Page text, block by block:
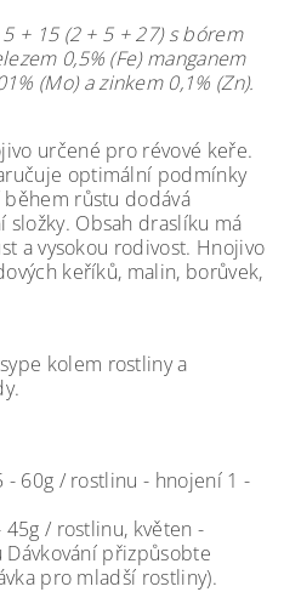
5 + 15 (2 + 5 + 27) s bórem
0,5% (Fe) manganem
(Mo) a zinkem 0,1% (Zn).
určené pro révové keře.
optimální podmínky
růstu dodává
Obsah draslíku má
a vysokou rodivost. Hnojivo
keříků, malin, borůvek,
kolem rostliny a
- 60g / rostlinu - hnojení 1 -
/ rostlinu, květen -
přizpůsobte
pro mladší rostliny).